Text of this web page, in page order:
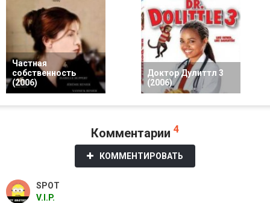
Частная
собственность
(2006)
Доктор Дулиттл 3
(2006)
Комментарии 4
КОММЕНТИРОВАТЬ
SPOT
V.I.P.